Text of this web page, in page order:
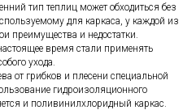
тип теплиц может обходиться без
для каркаса, у каждой из
преимущества и недостатки.
время стали применять
ухода.
от грибков и плесени специальной
гидроизоляционного
и поливинилхлоридный каркас.